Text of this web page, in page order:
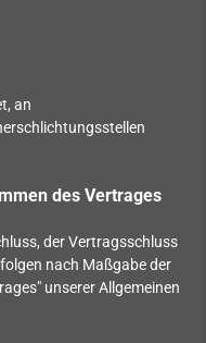
an
des Vertrages
der Vertragsschluss
nach Maßgabe der
unserer Allgemeinen